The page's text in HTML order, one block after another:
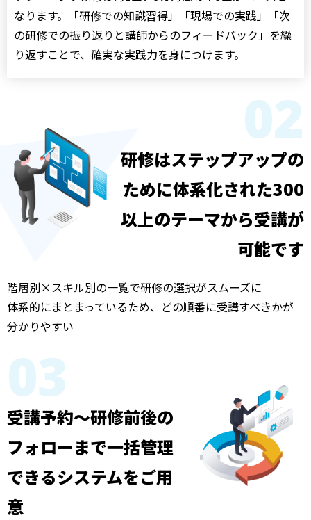
なります。「研修での知識習得」「現場での実践」「次
の研修での振り返りと講師からのフィードバック」を繰
り返すことで、確実な実践力を身につけます。
02
研修はステップアップの
ために体系化された300
以上のテーマから受講が
可能です
階層別×スキル別の一覧で研修の選択がスムーズに
体系的にまとまっているため、どの順番に受講すべきかが
分かりやすい
03
受講予約～研修前後の
フォローまで一括管理
できるシステムをご用
意